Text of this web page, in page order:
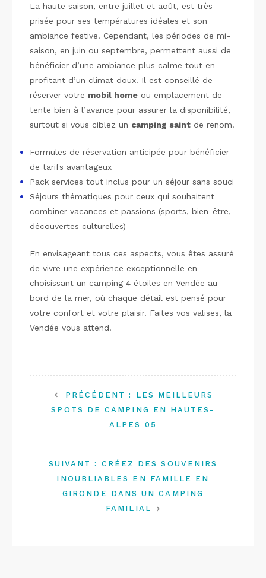
La haute saison, entre juillet et août, est très
prisée pour ses températures idéales et son
ambiance festive. Cependant, les périodes de mi-
saison, en juin ou septembre, permettent aussi de
bénéficier d’une ambiance plus calme tout en
profitant d’un climat doux. Il est conseillé de
réserver votre mobil home ou emplacement de
tente bien à l’avance pour assurer la disponibilité,
surtout si vous ciblez un camping saint de renom.
Formules de réservation anticipée pour bénéficier
de tarifs avantageux
Pack services tout inclus pour un séjour sans souci
Séjours thématiques pour ceux qui souhaitent
combiner vacances et passions (sports, bien-être,
découvertes culturelles)
En envisageant tous ces aspects, vous êtes assuré
de vivre une expérience exceptionnelle en
choisissant un camping 4 étoiles en Vendée au
bord de la mer, où chaque détail est pensé pour
votre confort et votre plaisir. Faites vos valises, la
Vendée vous attend!
PRÉCÉDENT : LES MEILLEURS
SPOTS DE CAMPING EN HAUTES-
ALPES 05
SUIVANT : CRÉEZ DES SOUVENIRS
INOUBLIABLES EN FAMILLE EN
GIRONDE DANS UN CAMPING
FAMILIAL